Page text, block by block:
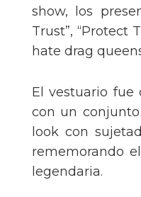
un
show, los
Trust”, “Protect
El vestuario fue
con un
look con
rememorando